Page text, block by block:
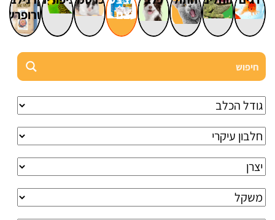
עצם
טרופרש